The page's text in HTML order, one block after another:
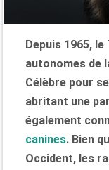
Depuis 1965,
autonomes de
Célèbre pour
abritant une
également
canines. Bien
Occident, les